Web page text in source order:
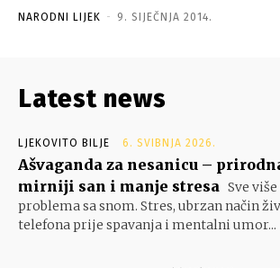
NARODNI LIJEK - 9. SIJEČNJA 2014.
Latest news
LJEKOVITO BILJE 6. SVIBNJA 2026.
Ašvaganda za nesanicu –
mirniji san i manje stresa Sve
problema sa snom. Stres, ubrzan način
telefona prije spavanja i mentalni umor...